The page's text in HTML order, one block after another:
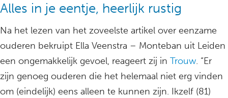
Alles in je eentje, heerlijk rustig
Na het lezen van het zoveelste artikel over eenzame
ouderen bekruipt Ella Veenstra – Monteban uit Leiden
een ongemakkelijk gevoel, reageert zij in Trouw. “Er
zijn genoeg ouderen die het helemaal niet erg vinden
om (eindelijk) eens alleen te kunnen zijn. Ikzelf (81)